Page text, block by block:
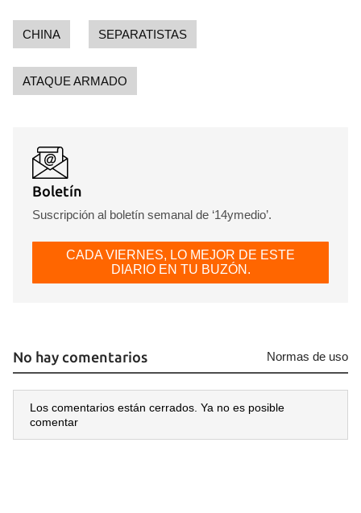
CHINA SEPARATISTAS
ATAQUE ARMADO
Boletín
Suscripción al boletín semanal de ‘14ymedio’.
CADA VIERNES, LO MEJOR DE ESTE
DIARIO EN TU BUZÓN.
No hay comentarios Normas de uso
Los comentarios están cerrados. Ya no es posible
comentar